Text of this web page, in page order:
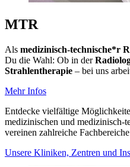
MTR
Als medizinisch-technische*r
Du die Wahl: Ob in der
Strahlentherapie – bei uns
Mehr Infos
Entdecke vielfältige
medizinischen und
vereinen zahlreiche
Unsere Kliniken, Zentren und